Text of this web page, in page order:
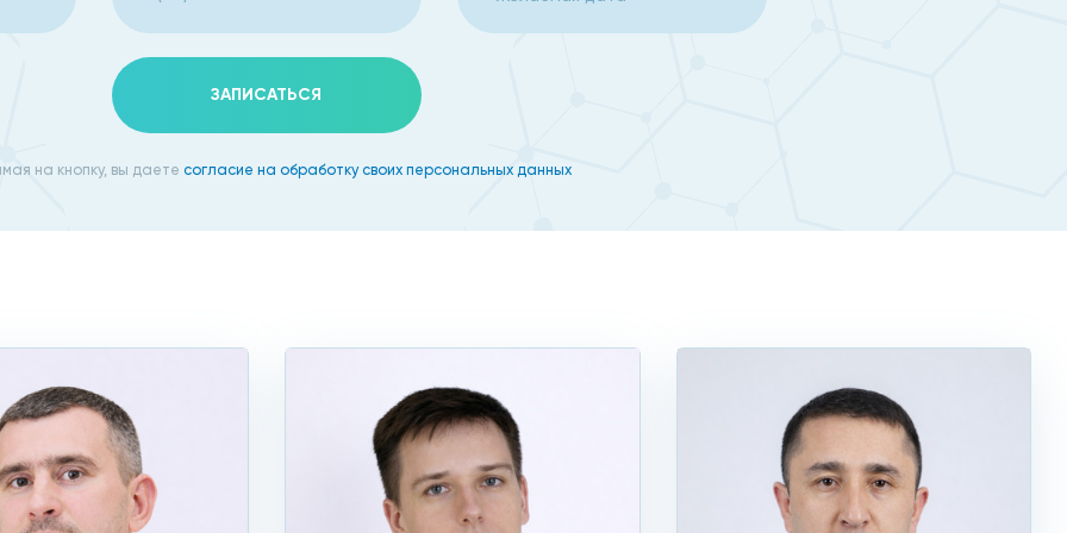
на Бабушкинской
обследования установлены демократичные и доступные цены. При этом клиенты клиники
Отделение диагностики оборудовано самыми современными высокоинформативными и высокоточными
требуется подготовка:
пуговиц, молний, крючков, пряжек и украшений;
серебряных и золотых;
ЗАПИСАТЬСЯ
на кнопку, вы даете согласие на обработку своих персональных данных